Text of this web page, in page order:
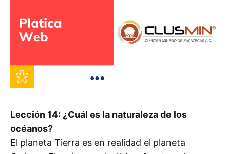
Lección 14: ¿Cuál es la naturaleza de los
océanos?
El planeta Tierra es en realidad el planeta